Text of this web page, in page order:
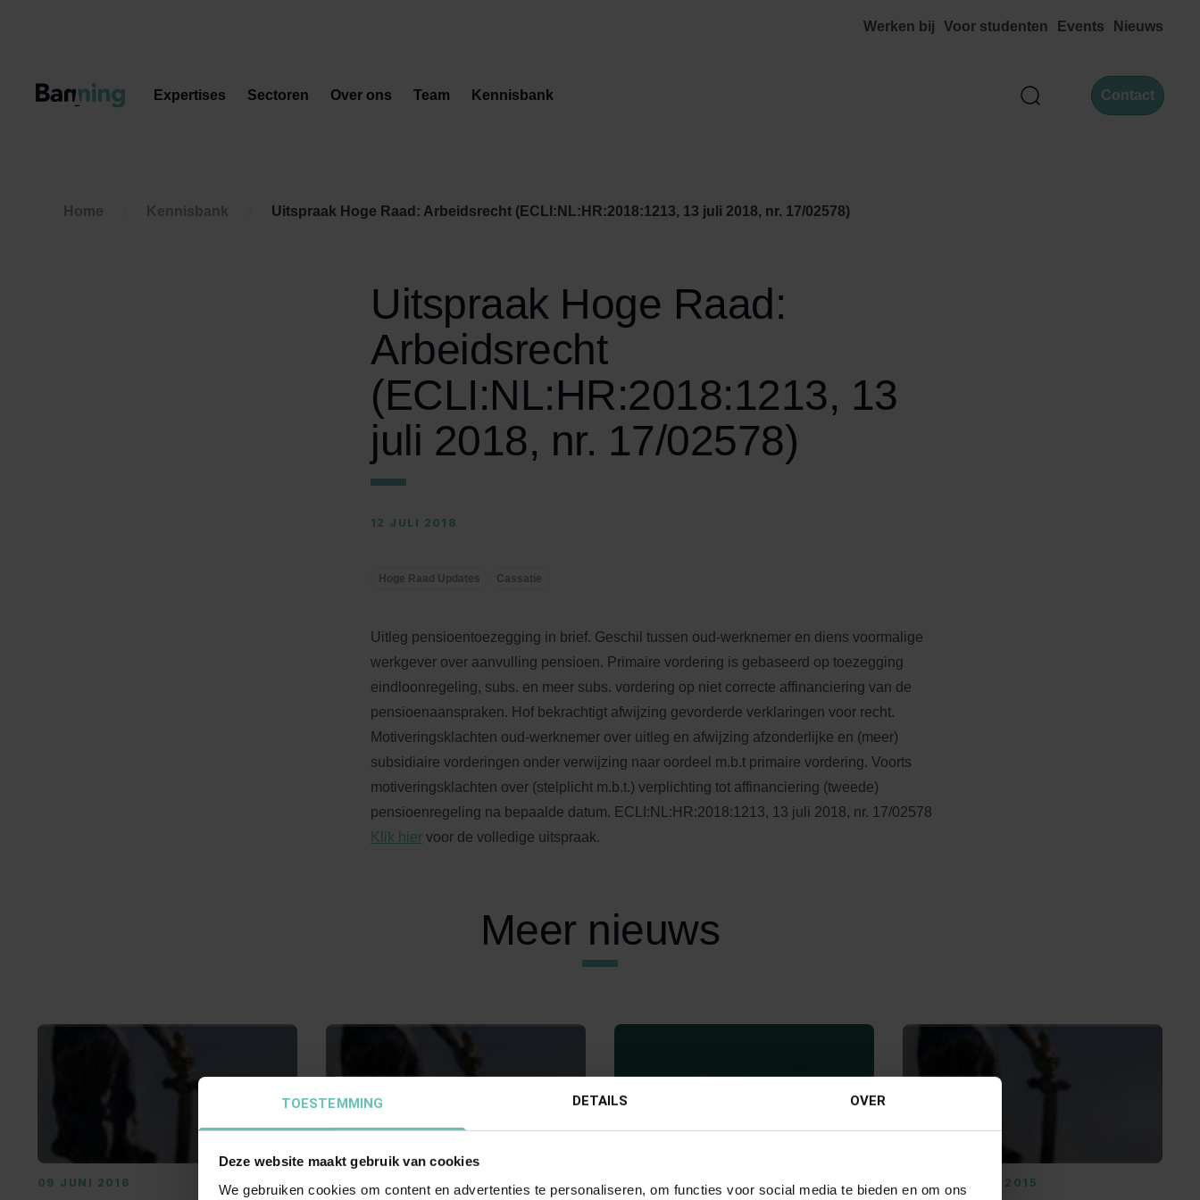
TOESTEMMING DETAILS OVER
Deze website maakt gebruik van cookies
We gebruiken cookies om content en advertenties te personaliseren, om functies voor social media te bieden en om ons
Werken bij Voor studenten Events Nieuws
Zoek Contact
Expertises Sectoren Over ons Team Kennisbank
Home Kennisbank Uitspraak Hoge Raad: Arbeidsrecht (ECLI:NL:HR:2018:1213, 13 juli 2018, nr. 17/02578)
Uitspraak Hoge Raad:
Arbeidsrecht
(ECLI:NL:HR:2018:1213, 13
juli 2018, nr. 17/02578)
12 JULI 2018
Hoge Raad Updates Cassatie
Uitleg pensioentoezegging in brief. Geschil tussen oud-werknemer en diens voormalige
werkgever over aanvulling pensioen. Primaire vordering is gebaseerd op toezegging
eindloonregeling, subs. en meer subs. vordering op niet correcte affinanciering van de
pensioenaanspraken. Hof bekrachtigt afwijzing gevorderde verklaringen voor recht.
Motiveringsklachten oud-werknemer over uitleg en afwijzing afzonderlijke en (meer)
subsidiaire vorderingen onder verwijzing naar oordeel m.b.t primaire vordering. Voorts
motiveringsklachten over (stelplicht m.b.t.) verplichting tot affinanciering (tweede)
pensioenregeling na bepaalde datum. ECLI:NL:HR:2018:1213, 13 juli 2018, nr. 17/02578
Klik hier voor de volledige uitspraak.
Meer nieuws
09 JUNI 2016 22 SEPTEMBER 2023 08 MAART 2018 05 NOVEMBER 2015